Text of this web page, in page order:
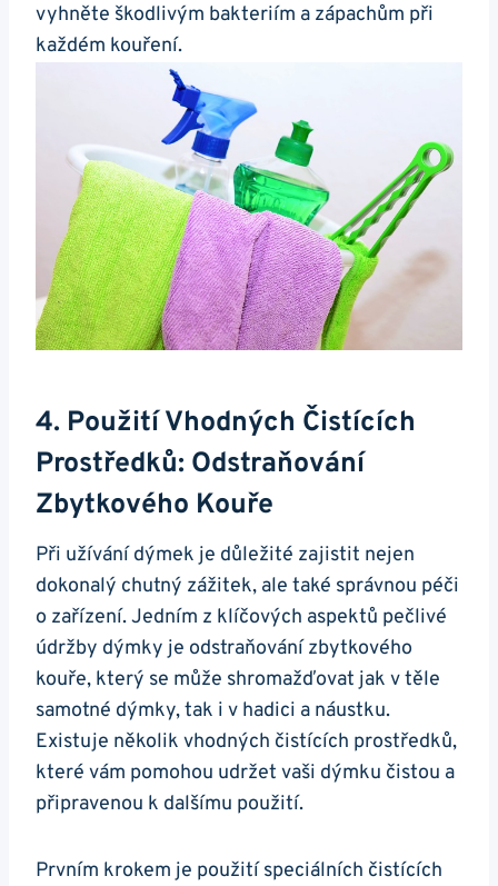
vyhněte škodlivým bakteriím a zápachům při
každém kouření.
4. Použití Vhodných Čistících
Prostředků: Odstraňování
Zbytkového Kouře
Při užívání dýmek je důležité zajistit nejen
dokonalý chutný zážitek, ale také správnou péči
o zařízení. Jedním z klíčových aspektů pečlivé
údržby dýmky je odstraňování zbytkového
kouře, který se může shromažďovat jak v těle
samotné dýmky, tak i v hadici a náustku.
Existuje několik vhodných čistících prostředků,
které vám pomohou udržet vaši dýmku čistou a
připravenou k dalšímu použití.
Prvním krokem je použití speciálních čistících